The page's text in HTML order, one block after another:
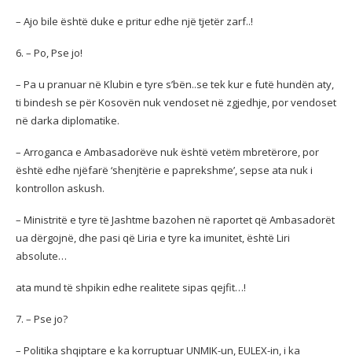
– Ajo bile është duke e pritur edhe një tjetër zarf..!
6. – Po, Pse jo!
– Pa u pranuar në Klubin e tyre s’bën..se tek kur e futë hundën aty,
ti bindesh se për Kosovën nuk vendoset në zgjedhje, por vendoset
në darka diplomatike.
– Arroganca e Ambasadorëve nuk është vetëm mbretërore, por
është edhe njëfarë ‘shenjtërie e paprekshme’, sepse ata nuk i
kontrollon askush.
– Ministritë e tyre të Jashtme bazohen në raportet që Ambasadorët
ua dërgojnë, dhe pasi që Liria e tyre ka imunitet, është Liri
absolute…
ata mund të shpikin edhe realitete sipas qejfit…!
7. – Pse jo?
– Politika shqiptare e ka korruptuar UNMIK-un, EULEX-in, i ka